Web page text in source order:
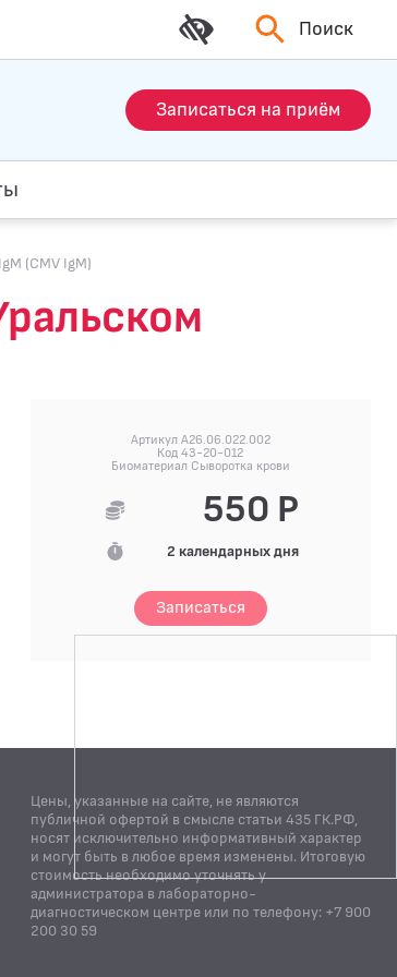
Поиск
Записаться на приём
(CMV IgM)
Артикул A26.06.022.002
Код 43-20-012
Биоматериал Сыворотка крови
550 Р
2 календарных дня
Записаться
Цены, указанные на сайте, не являются
публичной офертой в смысле статьи 435 ГК.РФ,
носят исключительно информативный характер
и могут быть в любое время изменены. Итоговую
стоимость необходимо уточнять у
администратора в лабораторно-
диагностическом центре или по телефону: +7 900
200 30 59